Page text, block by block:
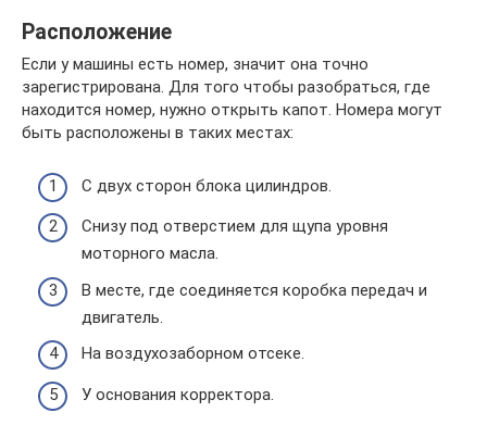
Расположение
Если у машины есть номер, значит она точно
зарегистрирована. Для того чтобы разобраться, где
находится номер, нужно открыть капот. Номера могут
быть расположены в таких местах:
С двух сторон блока цилиндров.
Снизу под отверстием для щупа уровня
моторного масла.
В месте, где соединяется коробка передач и
двигатель.
На воздухозаборном отсеке.
У основания корректора.